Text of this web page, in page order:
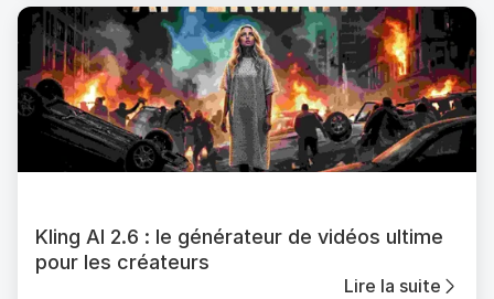
Kling AI 2.6 : le générateur de vidéos ultime
pour les créateurs
Lire la suite